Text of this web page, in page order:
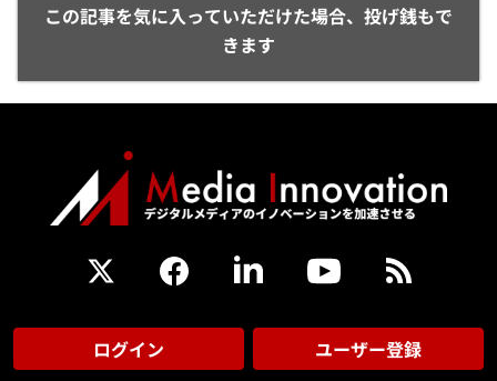
この記事を気に入っていただけた場合、投げ銭もで
きます
ログイン ユーザー登録